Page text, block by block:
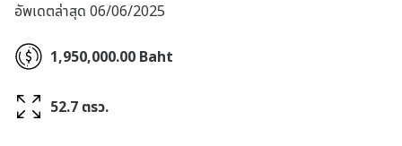
อัพเดตล่าสุด 06/06/2025
1,950,000.00 Baht
52.7 ตรว.